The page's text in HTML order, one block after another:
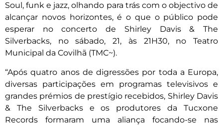
Soul, funk e jazz, olhando para trás com o objectivo de
alcançar novos horizontes, é o que o público pode
esperar no concerto de Shirley Davis & The
Silverbacks, no sábado, 21, às 21H30, no Teatro
Municipal da Covilhã (TMC~).
“Após quatro anos de digressões por toda a Europa,
diversas participações em programas televisivos e
grandes prémios de prestígio recebidos, Shirley Davis
& The Silverbacks e os produtores da Tucxone
Records formaram uma aliança focando-se nas